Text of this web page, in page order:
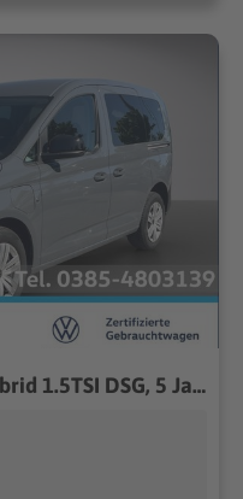
VW Caddy Kombi Basis eHybrid 1.5TSI DSG, 5 Jahres-G